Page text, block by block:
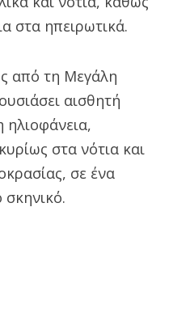
στα ηπειρωτικά.
από τη Μεγάλη
αισθητή
ηλιοφάνεια,
στα νότια και
σε ένα
σκηνικό.